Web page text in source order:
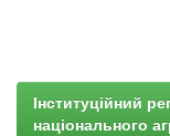
Інституційний
національного